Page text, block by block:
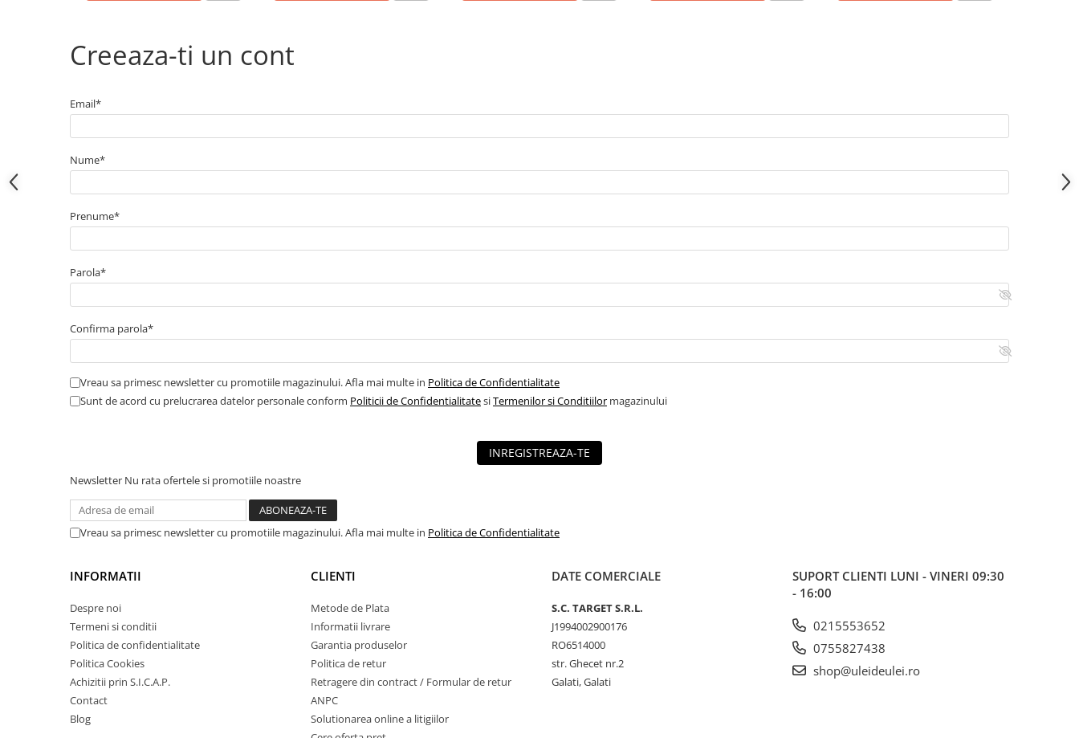
Bujii incandescente
Kit lant distributie
Transmisie
Kit transmisie
Curea transmisie
Bielete antiruliu
Bielete directie
Cap de bara
Amortizor capota
Amortizor portbagaj/hayon
Pivot suspensie
► Accesorii auto
■ Tavite auto portbagaj
■ Covorase/presuri auto
■ Becuri auto
■ Accesorii auto interior
■ Accesorii auto exterior
Creeaza-ti un cont
Email*
Nume*
Prenume*
Parola*
Confirma parola*
Vreau sa primesc newsletter cu promotiile magazinului. Afla mai multe in Politica de Confidentialitate
Sunt de acord cu prelucrarea datelor personale conform Politicii de ConfidentialitatesiTermenilor si Conditiilor magazinului
INREGISTREAZA-TE
Newsletter Nu rata ofertele si promotiile noastre
Vreau sa primesc newsletter cu promotiile magazinului. Afla mai multe in Politica de Confidentialitate
INFORMATII
Despre noi
Termeni si conditii
Politica de confidentialitate
Politica Cookies
Achizitii prin S.I.C.A.P.
Contact
Blog
CLIENTI
Metode de Plata
Informatii livrare
Garantia produselor
Politica de retur
Retragere din contract / Formular de retur
ANPC
Solutionarea online a litigiilor
DATE COMERCIALE
S.C. TARGET S.R.L.
J1994002900176
RO6514000
str. Ghecet nr.2
Galati, Galati
SUPORT CLIENTI LUNI - VINERI 09:30
- 16:00
0215553652
0755827438
shop@uleideulei.ro